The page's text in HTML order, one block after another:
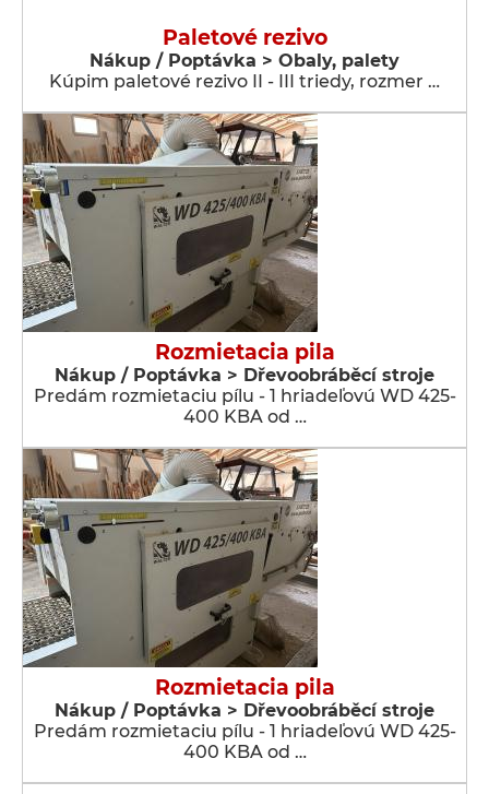
Paletové rezivo
Nákup / Poptávka > Obaly, palety
Kúpim paletové rezivo II - III triedy, rozmer …
Rozmietacia pila
Nákup / Poptávka > Dřevoobráběcí stroje
Predám rozmietaciu pílu - 1 hriadeľovú WD 425-
400 KBA od …
Rozmietacia pila
Nákup / Poptávka > Dřevoobráběcí stroje
Predám rozmietaciu pílu - 1 hriadeľovú WD 425-
400 KBA od …